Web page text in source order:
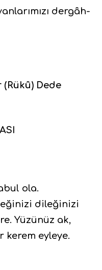
dergâh-
Dede
ola.
dileğinizi
Yüzünüz ak,
kerem eyleye.